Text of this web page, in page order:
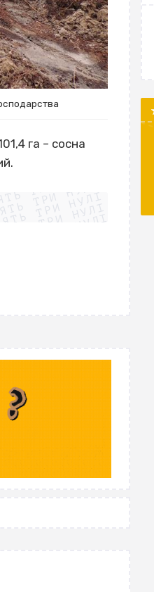
га – сосна
ТРИ НУЛІ
ТРИ НУЛІ
ТРИ НУЛІ
ТРИ НУЛІ
ТРИ НУЛІ
ТРИ НУЛІ
ТРИ НУЛІ